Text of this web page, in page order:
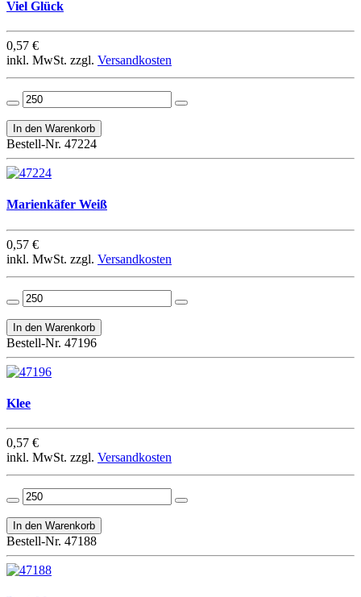
Viel Glück
0,57 €
inkl. MwSt. zzgl. Versandkosten
Bestell-Nr. 47224
Marienkäfer Weiß
0,57 €
inkl. MwSt. zzgl. Versandkosten
Bestell-Nr. 47196
Klee
0,57 €
inkl. MwSt. zzgl. Versandkosten
Bestell-Nr. 47188